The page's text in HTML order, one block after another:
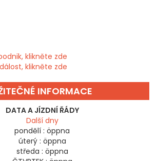
klikněte zde
klikněte zde
INFORMACE
DATA A JÍZDNÍ ŘÁDY
Další dny
pondělí : öppna
úterý : öppna
středa : öppna